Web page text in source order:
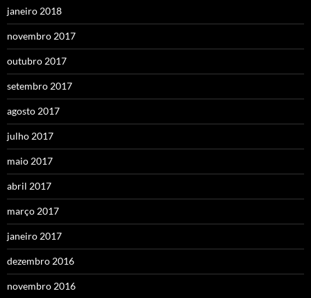
janeiro 2018
novembro 2017
outubro 2017
setembro 2017
agosto 2017
julho 2017
maio 2017
abril 2017
março 2017
janeiro 2017
dezembro 2016
novembro 2016